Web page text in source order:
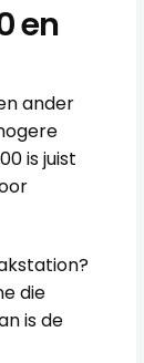
en
ander
is juist
die
is de